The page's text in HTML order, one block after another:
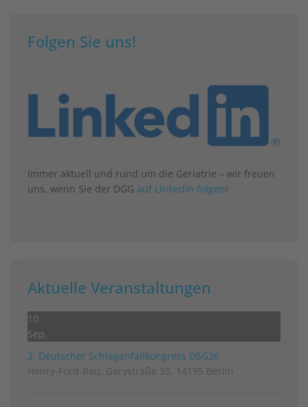
Folgen Sie uns!
Immer aktuell und rund um die Geriatrie – wir freuen
uns, wenn Sie der DGG auf LinkedIn folgen!
Aktuelle Veranstaltungen
10
Sep.
2. Deutscher Schlag­anfall­kongress DSG26
Henry-Ford-Bau, Garystraße 35, 14195 Berlin